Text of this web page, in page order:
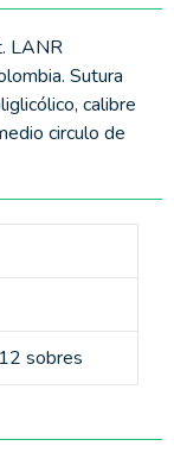
LANR
Sutura
calibre
circulo de
sobres